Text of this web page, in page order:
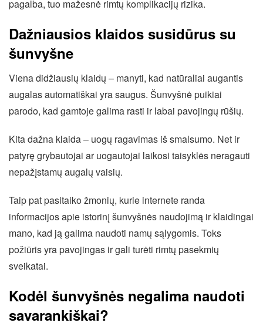
pagalba, tuo mažesnė rimtų komplikacijų rizika.
Dažniausios klaidos susidūrus su
šunvyšne
Viena didžiausių klaidų – manyti, kad natūraliai augantis
augalas automatiškai yra saugus. Šunvyšnė puikiai
parodo, kad gamtoje galima rasti ir labai pavojingų rūšių.
Kita dažna klaida – uogų ragavimas iš smalsumo. Net ir
patyrę grybautojai ar uogautojai laikosi taisyklės neragauti
nepažįstamų augalų vaisių.
Taip pat pasitaiko žmonių, kurie internete randa
informacijos apie istorinį šunvyšnės naudojimą ir klaidingai
mano, kad ją galima naudoti namų sąlygomis. Toks
požiūris yra pavojingas ir gali turėti rimtų pasekmių
sveikatai.
Kodėl šunvyšnės negalima naudoti
savarankiškai?